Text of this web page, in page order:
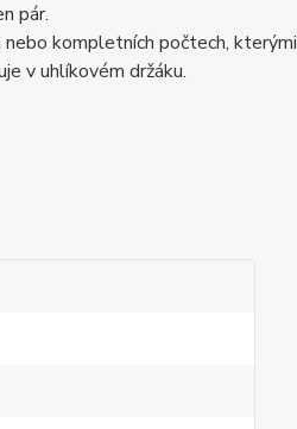
pár.
kompletních počtech,
v uhlíkovém držáku.